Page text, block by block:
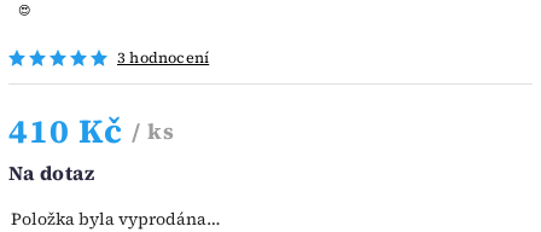
😍
3 hodnocení
410 Kč / ks
Na dotaz
Položka byla vyprodána…